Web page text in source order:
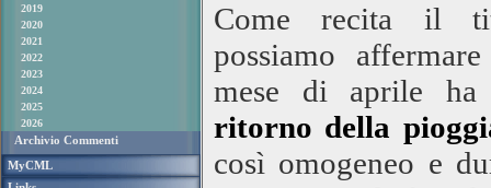
2019
2020
2021
2022
2023
2024
2025
2026
Archivio Commenti
MyCML
Come recita il
possiamo
mese di aprile
ritorno della
così omogeneo e